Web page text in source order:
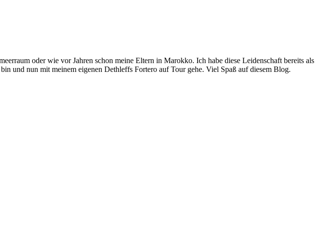
oder wie vor Jahren schon meine Eltern in Marokko. Ich habe diese Leidenschaft bereits als
und nun mit meinem eigenen Dethleffs Fortero auf Tour gehe. Viel Spaß auf diesem Blog.